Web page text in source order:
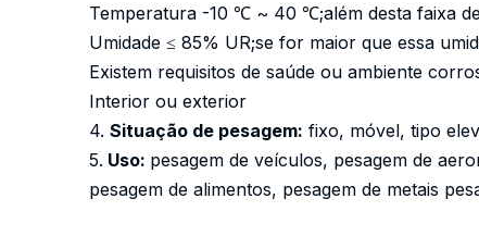
Temperatura -10 ℃ ~ 40 ℃;além desta faixa
Umidade ≤ 85% UR;se for maior que essa
Existem requisitos de saúde ou ambiente
Interior ou exterior
4. Situação de pesagem: fixo, móvel, tipo
5. Uso: pesagem de veículos, pesagem de
pesagem de alimentos, pesagem de metais